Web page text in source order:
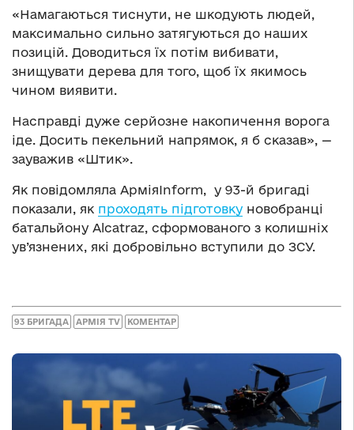
«Намагаються тиснути, не шкодують людей,
максимально сильно затягуються до наших
позицій. Доводиться їх потім вибивати,
знищувати дерева для того, щоб їх якимось
чином виявити.
Насправді дуже серйозне накопичення ворога
іде. Досить пекельний напрямок, я б сказав», —
зауважив «Штик».
Як повідомляла АрміяInform, у 93-й бригаді
показали, як проходять підготовку новобранці
батальйону Alcatraz, сформованого з колишніх
ув’язнених, які добровільно вступили до ЗСУ.
93 БРИГАДА АРМІЯ TV КОМЕНТАР